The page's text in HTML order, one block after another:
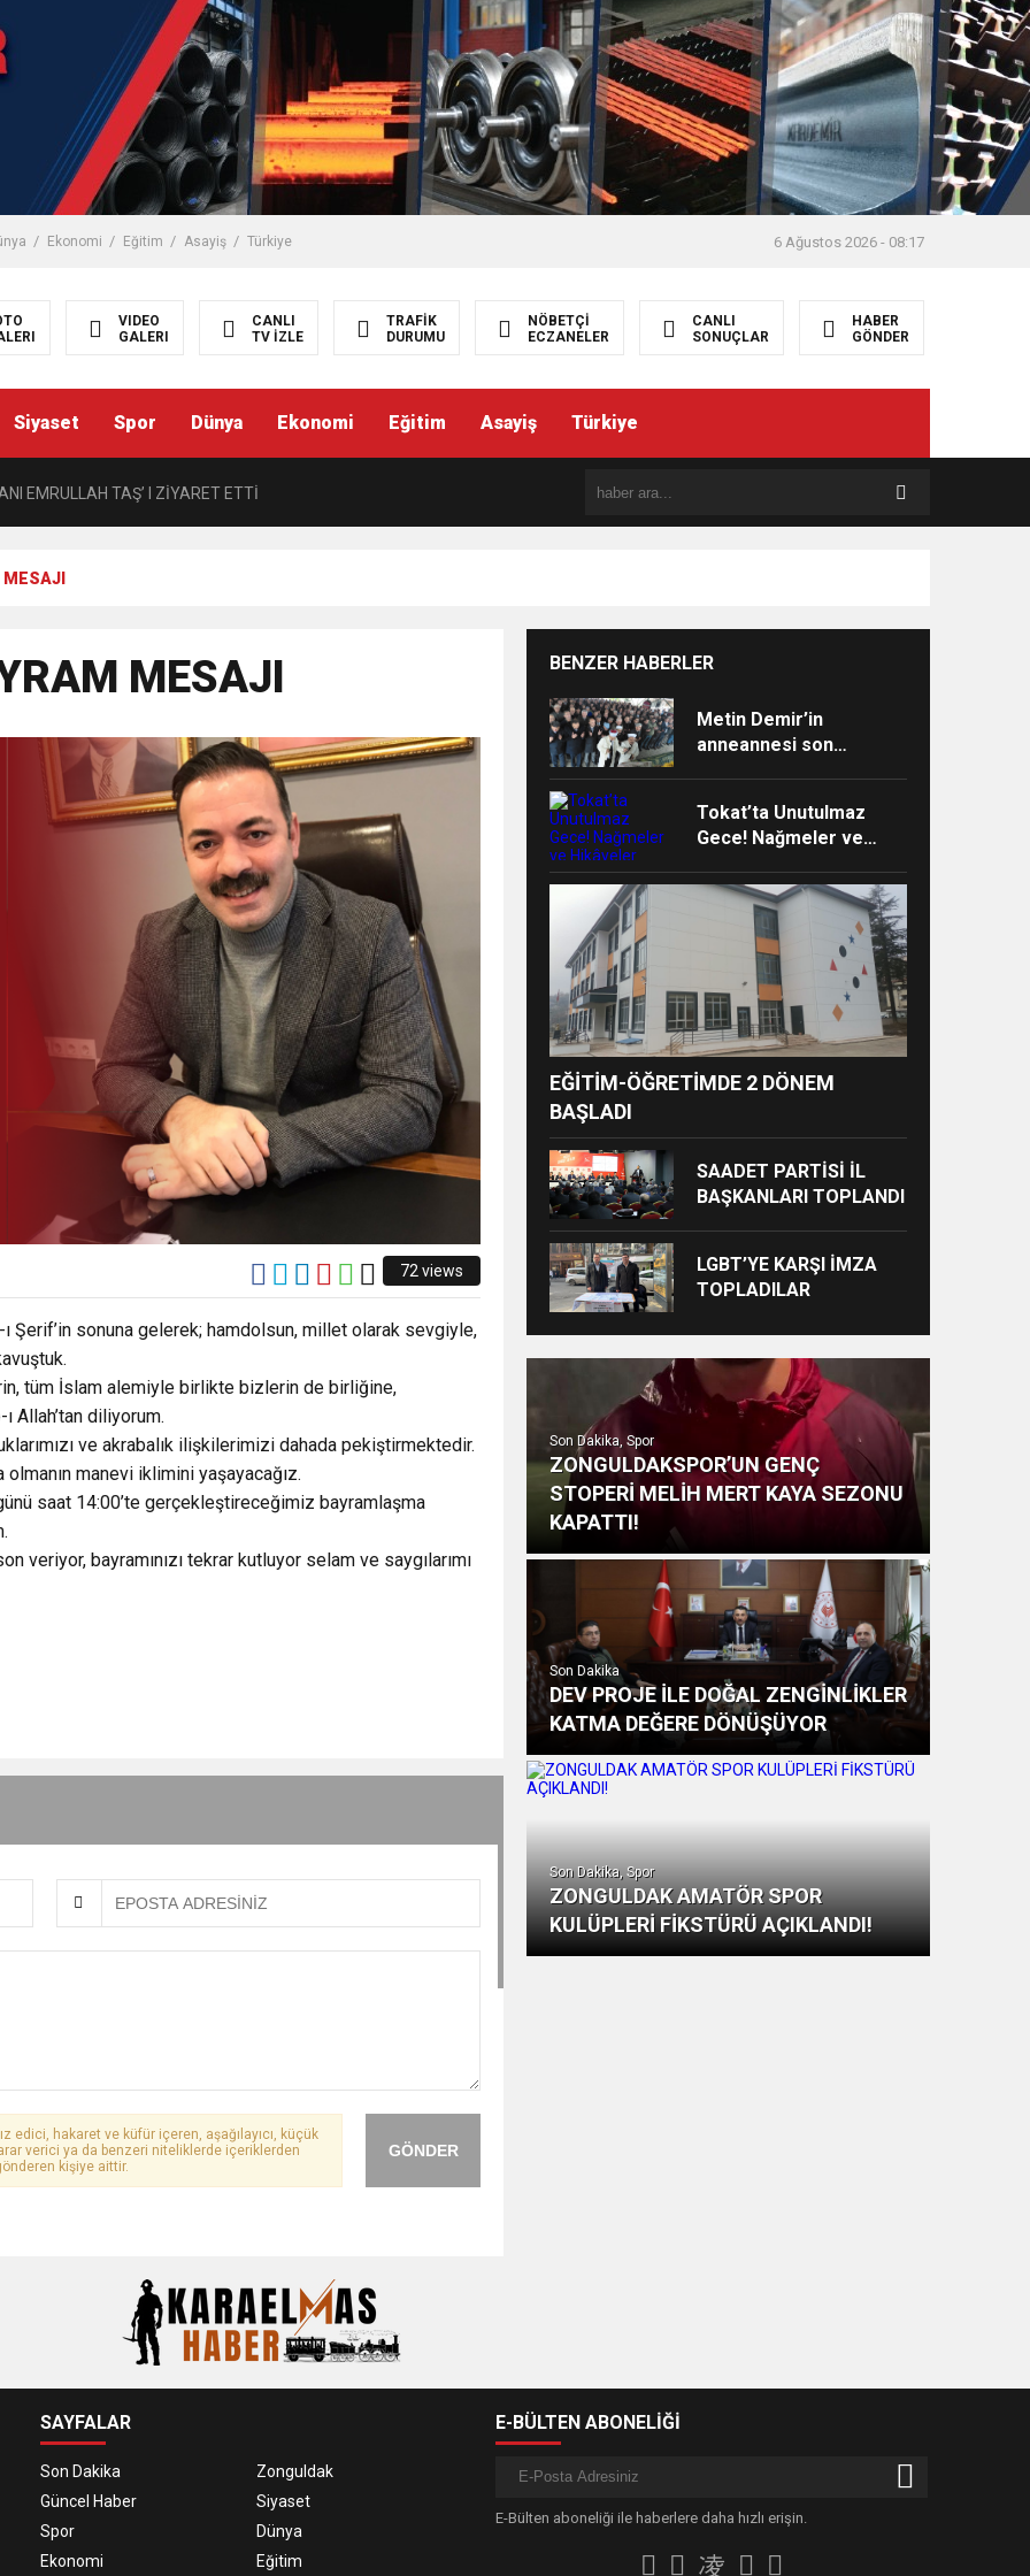
Ekonomi Eğitim Asayiş Türkiye 6 Ağustos 2026 - 08:17
VIDEO
GALERI
CANLI
TV İZLE
TRAFİK
DURUMU
NÖBETÇİ
ECZANELER
CANLI
SONUÇLAR
HABER
GÖNDER
Siyaset Spor Dünya Ekonomi Eğitim Asayiş Türkiye
BALCI, ZGC’Yİ ZİYARET ETTİ.
EMRULLAH TAŞ’ I ZİYARET ETTİ
“KAN VERMEK HAYAT KURTARMAKTIR”
Gençlik ve Spor Bayramımızı Coşkuyla Kutladık.
BALCI, ZGC’Yİ ZİYARET ETTİ.
MESAJI
MESAJI
72 views
Şerif’in sonuna gelerek; hamdolsun, millet olarak sevgiyle,
tüm İslam alemiyle birlikte bizlerin de birliğine,
Allah’tan diliyorum.
ve akrabalık ilişkilerimizi dahada pekiştirmektedir.
manevi iklimini yaşayacağız.
saat 14:00’te gerçekleştireceğimiz bayramlaşma
veriyor, bayramınızı tekrar kutluyor selam ve saygılarımı
GÖNDER
edici, hakaret ve küfür içeren, aşağılayıcı, küçük
verici ya da benzeri niteliklerde içeriklerden
kişiye aittir.
BENZER HABERLER
Metin Demir’in
anneannesi son
Tokat’ta Unutulmaz
Gece! Nağmeler ve
EĞİTİM-ÖĞRETİMDE 2 DÖNEM
BAŞLADI
SAADET PARTİSİ İL
BAŞKANLARI TOPLANDI
LGBT’YE KARŞI İMZA
TOPLADILAR
Son Dakika, Spor
ZONGULDAKSPOR’UN GENÇ
STOPERİ MELİH MERT KAYA SEZONU
KAPATTI!
Son Dakika
DEV PROJE İLE DOĞAL ZENGİNLİKLER
KATMA DEĞERE DÖNÜŞÜYOR
Son Dakika, Spor
ZONGULDAK AMATÖR SPOR
KULÜPLERİ FİKSTÜRÜ AÇIKLANDI!
SAYFALAR
Son Dakika
Zonguldak
Güncel Haber
Siyaset
Spor
Dünya
Ekonomi
Eğitim
E-BÜLTEN ABONELİĞİ
E-Bülten aboneliği ile haberlere daha hızlı erişin.